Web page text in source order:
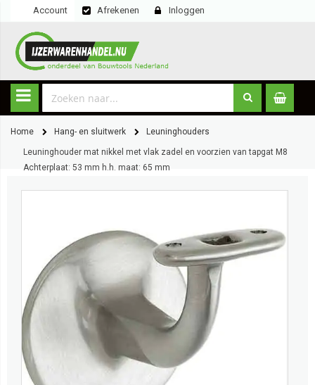
Account Afrekenen Inloggen
Home Hang- en sluitwerk Leuninghouders
Leuninghouder mat nikkel met vlak zadel en voorzien van tapgat M8
Achterplaat: 53 mm h.h. maat: 65 mm